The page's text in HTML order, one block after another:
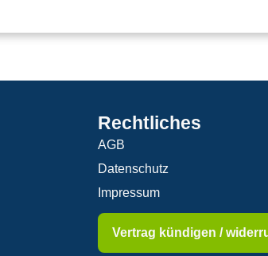
Rechtliches
AGB
Datenschutz
Impressum
Vertrag kündigen /